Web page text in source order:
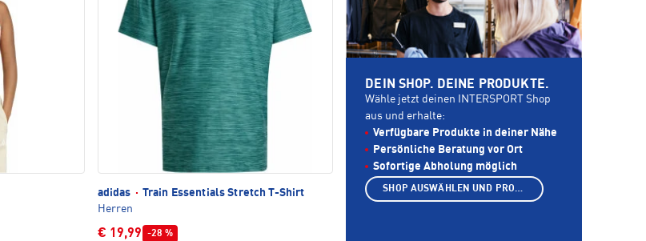
adidas · Train Essentials Stretch T-Shirt
Herren
€ 19,99 -28 %
DEIN SHOP. DEINE PRODUKTE.
Wähle jetzt deinen INTERSPORT Shop
aus und erhalte:
Verfügbare Produkte in deiner Nähe
Persönliche Beratung vor Ort
Sofortige Abholung möglich
SHOP AUSWÄHLEN UND PRODUKTE ANZEIGEN